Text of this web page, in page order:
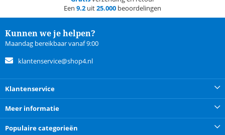
Een 9.2 uit25.000 beoordelingen
Kunnen we je helpen?
Maandag bereikbaar vanaf 9:00
klantenservice@shop4.nl
Klantenservice
Meer informatie
Populaire categorieën